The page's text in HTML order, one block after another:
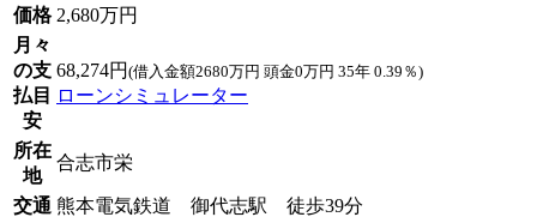
価格 2,680万円
月々
の支
払目
安
68,274円 (借入金額2680万円 頭金0万円 35年 0.39％)
ローンシミュレーター
所在
地
合志市栄
交通 熊本電気鉄道 御代志駅 徒歩39分